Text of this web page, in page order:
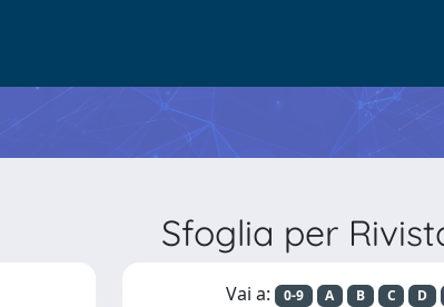
Sfoglia per
Vai a: 0-9 A B C D